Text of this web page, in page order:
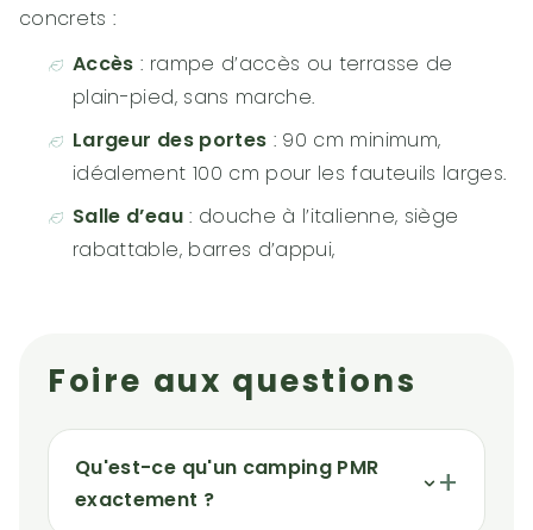
concrets :
Accès : rampe d’accès ou terrasse de
plain-pied, sans marche.
Largeur des portes : 90 cm minimum,
idéalement 100 cm pour les fauteuils larges.
Salle d’eau: douche à l’italienne, siège
rabattable, barres d’appui,
Foire aux questions
Qu'est-ce qu'un camping PMR
exactement ?